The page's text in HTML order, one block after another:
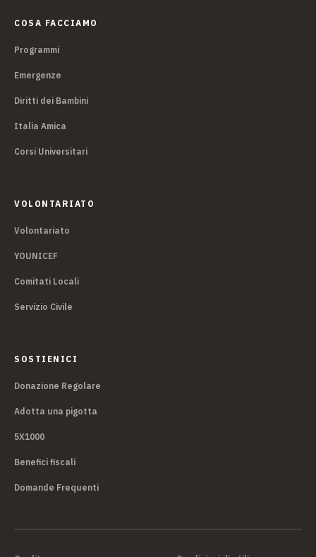
COSA FACCIAMO
Programmi
Emergenze
Diritti dei Bambini
Italia Amica
Corsi Universitari
VOLONTARIATO
Volontariato
YOUNICEF
Comitati Locali
Servizio Civile
SOSTIENICI
Donazione Regolare
Adotta una pigotta
5X1000
Benefici fiscali
Domande Frequenti